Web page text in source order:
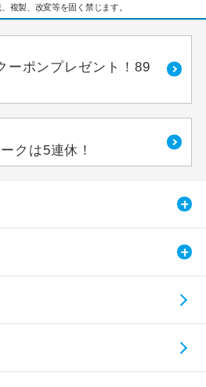
複製、改変等を固く禁じます。
ーポンプレゼント！89
クは5連休！